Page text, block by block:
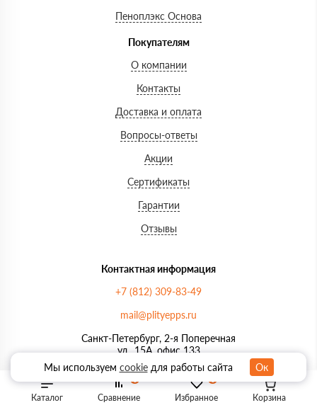
Каталог Избранное
Сравнение Корзина
Пеноплэкс Основа
Покупателям
О компании
Контакты
Доставка и оплата
Вопросы-ответы
Акции
Сертификаты
Гарантии
Отзывы
Контактная информация
+7 (812) 309-83-49
mail@plityepps.ru
Санкт-Петербург, 2-я Поперечная
ул., 15А, офис 133
Часы работы: ежедневно с 8:00
до 21:00
Мы используем cookieдля работы сайта Ок